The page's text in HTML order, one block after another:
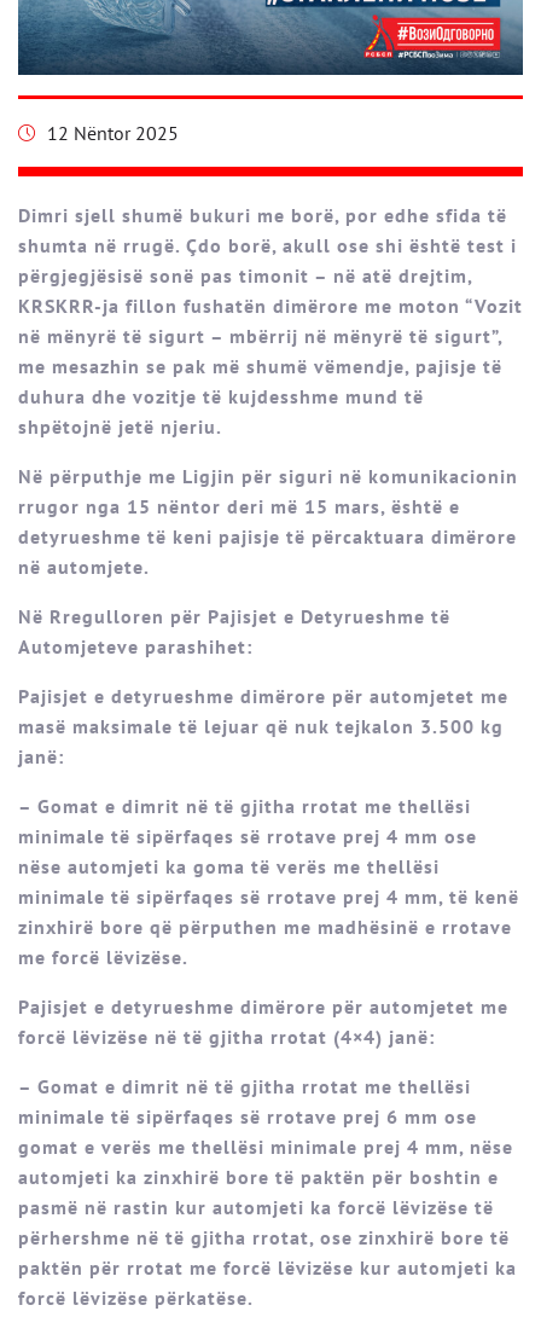
12 Nëntor 2025
Dimri sjell shumë bukuri me borë, por edhe sfida të
shumta në rrugë. Çdo borë, akull ose shi është test i
përgjegjësisë sonë pas timonit – në atë drejtim,
KRSKRR-ja fillon fushatën dimërore me moton “Vozit
në mënyrë të sigurt – mbërrij në mënyrë të sigurt”,
me mesazhin se pak më shumë vëmendje, pajisje të
duhura dhe vozitje të kujdesshme mund të
shpëtojnë jetë njeriu.
Në përputhje me Ligjin për siguri në komunikacionin
rrugor nga 15 nëntor deri më 15 mars, është e
detyrueshme të keni pajisje të përcaktuara dimërore
në automjete.
Në Rregulloren për Pajisjet e Detyrueshme të
Automjeteve parashihet:
Pajisjet e detyrueshme dimërore për automjetet me
masë maksimale të lejuar që nuk tejkalon 3.500 kg
janë:
– Gomat e dimrit në të gjitha rrotat me thellësi
minimale të sipërfaqes së rrotave prej 4 mm ose
nëse automjeti ka goma të verës me thellësi
minimale të sipërfaqes së rrotave prej 4 mm, të kenë
zinxhirë bore që përputhen me madhësinë e rrotave
me forcë lëvizëse.
Pajisjet e detyrueshme dimërore për automjetet me
forcë lëvizëse në të gjitha rrotat (4×4) janë:
– Gomat e dimrit në të gjitha rrotat me thellësi
minimale të sipërfaqes së rrotave prej 6 mm ose
gomat e verës me thellësi minimale prej 4 mm, nëse
automjeti ka zinxhirë bore të paktën për boshtin e
pasmë në rastin kur automjeti ka forcë lëvizëse të
përhershme në të gjitha rrotat, ose zinxhirë bore të
paktën për rrotat me forcë lëvizëse kur automjeti ka
forcë lëvizëse përkatëse.